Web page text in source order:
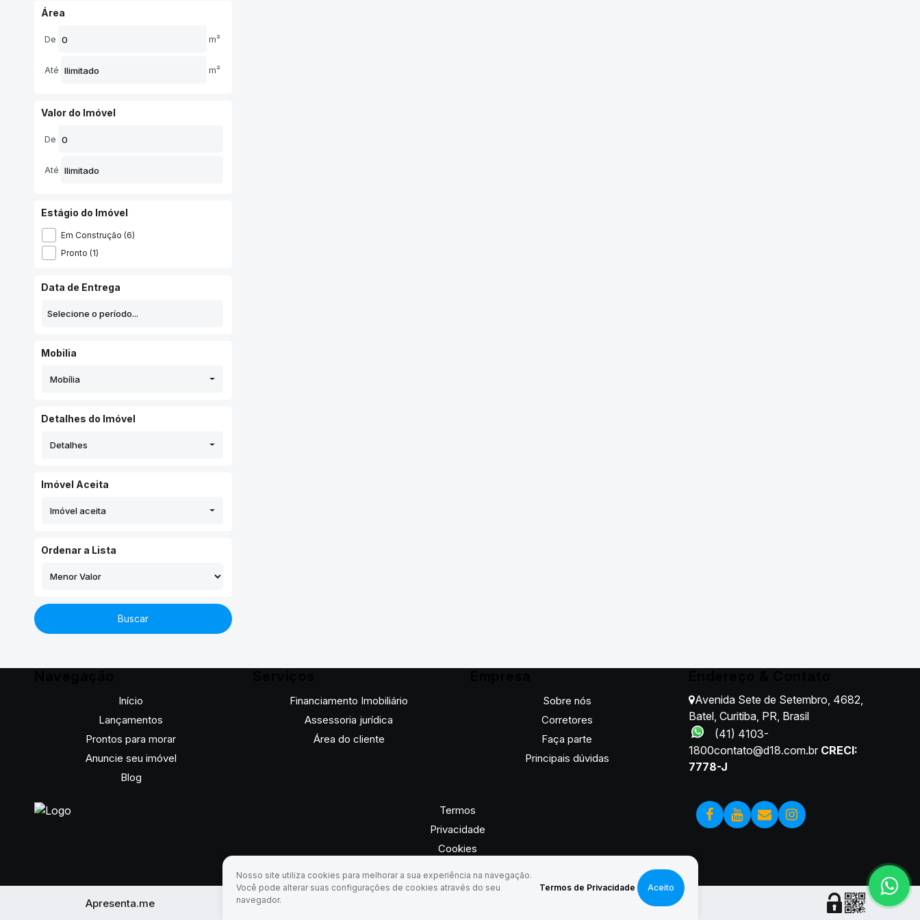
Nosso site utiliza cookies para melhorar a sua experiência na navegação.
Você pode alterar suas configurações de cookies através do seu
navegador.
Termos de Privacidade Aceito
Área
De m²
Até m²
Valor do Imóvel
De
Até
Estágio do Imóvel
Em Construção (6)
Pronto (1)
Data de Entrega
Mobilia
Mobília
Detalhes do Imóvel
Detalhes
Imóvel Aceita
Imóvel aceita
Ordenar a Lista
Buscar
Início
Lançamentos
Prontos para morar
Anuncie seu imóvel
Blog
Financiamento Imobiliário
Assessoria jurídica
Área do cliente
Sobre nós
Corretores
Faça parte
Principais dúvidas
Avenida Sete de Setembro, 4682,
Batel, Curitiba, PR, Brasil
(41) 4103-
1800contato@d18.com.brCRECI:
7778-J
Termos
Privacidade
Cookies